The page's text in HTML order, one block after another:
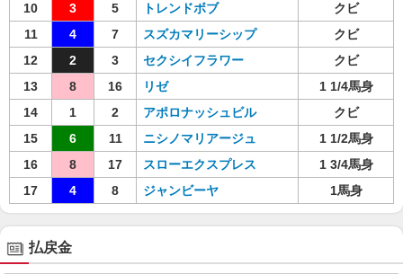
10
3 5 トレンドボブ
クビ
11
4 7 スズカマリーシップ
クビ
12
2 3 セクシイフラワー
クビ
13
8 16 リゼ
1 1/4馬身
14
1 2 アポロナッシュビル
クビ
15
6 11 ニシノマリアージュ
1 1/2馬身
16
8 17 スローエクスプレス
1 3/4馬身
17
4 8 ジャンビーヤ 1馬身
払戻金